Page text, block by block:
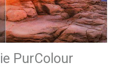
PurColour